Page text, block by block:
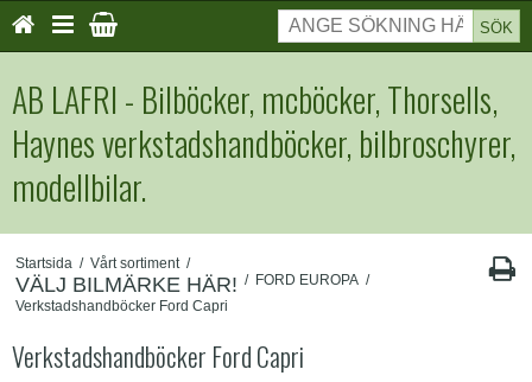
SÖK
AB LAFRI - Bilböcker, mcböcker, Thorsells,
Haynes verkstadshandböcker, bilbroschyrer,
modellbilar.
Startsida / Vårt sortiment /
VÄLJ BILMÄRKE HÄR! / FORD EUROPA /
Verkstadshandböcker Ford Capri
Verkstadshandböcker Ford Capri